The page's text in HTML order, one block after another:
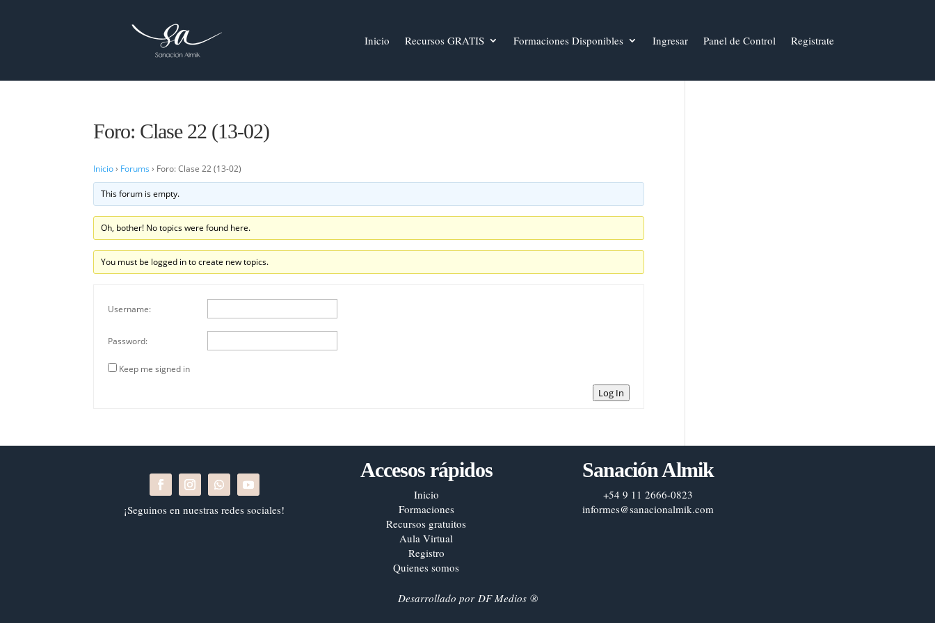
Inicio Recursos GRATIS Formaciones Disponibles Ingresar Panel de Control Registrate
Foro: Clase 22 (13-02)
Inicio › Forums › Foro: Clase 22 (13-02)
This forum is empty.
Oh, bother! No topics were found here.
You must be logged in to create new topics.
Username:
Password:
Keep me signed in
Log In
¡Seguinos en nuestras redes sociales!
Accesos rápidos
Inicio
Formaciones
Recursos gratuitos
Aula Virtual
Registro
Quienes somos
Sanación Almik
+54 9 11 2666-0823
informes@sanacionalmik.com
Desarrollado por DF Medios®